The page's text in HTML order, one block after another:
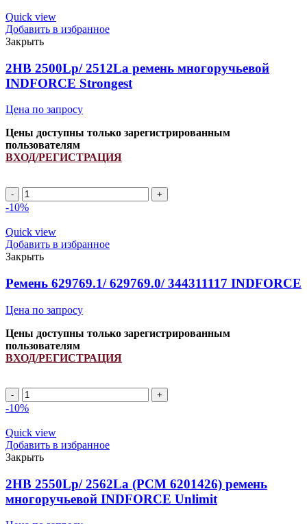
Quick view
Добавить в избранное
Закрыть
2HB 2500Lp/ 2512La ремень многоручьевой
INDFORCE Strongest
Цена по запросу
Цены доступны только зарегистрированным
пользователям
ВХОД/РЕГИСТРАЦИЯ
2HB
2500Lp/
ремень
многоручьевой
INDFORCE
Strongest
quantity
-10%
Quick view
Добавить в избранное
Закрыть
Ремень 629769.1/ 629769.0/ 344311117 INDFORCE
Цена по запросу
Цены доступны только зарегистрированным
пользователям
ВХОД/РЕГИСТРАЦИЯ
Ремень
629769.1/
344311117
INDFORCE
quantity
-10%
Quick view
Добавить в избранное
Закрыть
2HB 2550Lp/ 2562La (PCM 6201426) ремень
многоручьевой INDFORCE Unlimit